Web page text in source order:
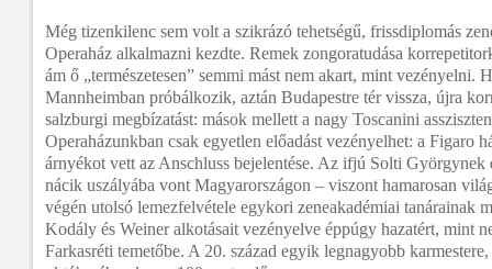
Még tizenkilenc sem volt a szikrázó tehetségű, frissdiplomás
Operaház alkalmazni kezdte. Remek zongoratudása
ám ő „természetesen” semmi mást nem akart, mint vezényelni.
Mannheimban próbálkozik, aztán Budapestre tér vissza, újra
salzburgi megbízatást: mások mellett a nagy Toscanini
Operaházunkban csak egyetlen előadást vezényelhet: a Figaro
árnyékot vett az Anschluss bejelentése. Az ifjú Solti Györgynek
nácik uszályába vont Magyarországon – viszont hamarosan
végén utolsó lemezfelvétele egykori zeneakadémiai tanárainak
Kodály és Weiner alkotásait vezényelve éppúgy hazatért, mint
Farkasréti temetőbe. A 20. század egyik legnagyobb